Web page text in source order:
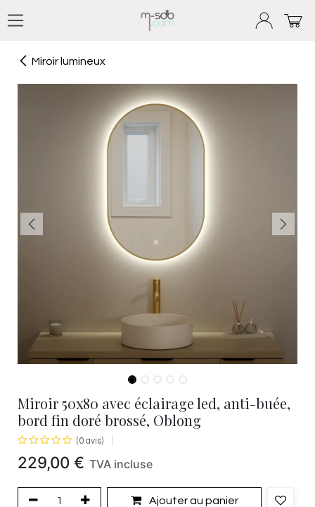
Miroir lumineux
Miroir 50x80 avec éclairage led, anti-buée,
bord fin doré brossé, Oblong
(0 avis)
229,00 € TVA incluse
Ajouter au panier